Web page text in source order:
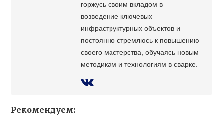
горжусь своим вкладом в
возведение ключевых
инфраструктурных объектов и
постоянно стремлюсь к повышению
своего мастерства, обучаясь новым
методикам и технологиям в сварке.
Рекомендуем: